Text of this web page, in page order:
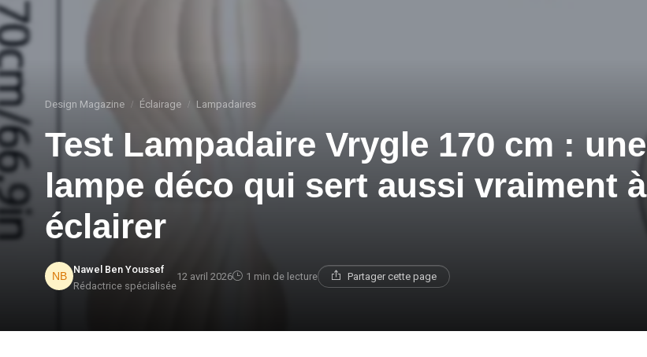
Design Magazine Éclairage Lampadaires
Test Lampadaire Vrygle 170 cm : une
lampe déco qui sert aussi vraiment à
éclairer
Nawel Ben Youssef
Rédactrice spécialisée
12 avril 2026 1 min de lecture Partager cette page